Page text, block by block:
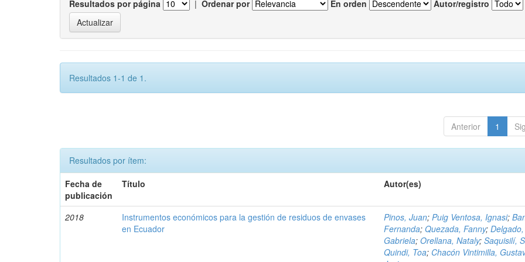
Resultados por página | Ordenar por En orden Autor/registro
Resultados 1-1 de 1.
Anterior 1
Resultados por ítem:
Fecha de
publicación
Título Autor(es)
2018
Instrumentos económicos para la gestión de residuos de envases
en Ecuador
Pinos, Juan;Puig Ventosa, Ignasi;
Fernanda;Quezada, Fanny;Delgado,
Gabriela;Orellana, Nataly;Saquisilí,
Quindi, Toa; Chacón Vintimilla,